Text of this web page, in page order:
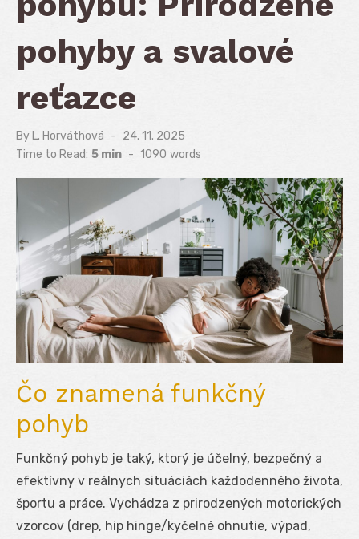
pohyby a svalové
reťazce
By L. Horváthová
Posted
24. 11. 2025
Time to Read: 5 min - 1090 words
Čo znamená funkčný
pohyb
Funkčný pohyb je taký, ktorý je účelný, bezpečný a
efektívny v reálnych situáciách každodenného života,
športu a práce. Vychádza z prirodzených motorických
vzorcov (drep, hip hinge/kyčelné ohnutie, výpad,